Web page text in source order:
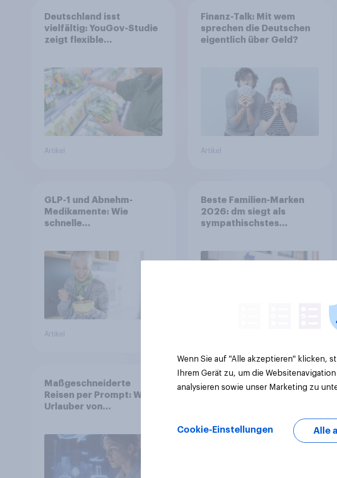
Deutschland isst
vielfältig: YouGov-Studie
zeigt flexible
Artikel
Finanz-Talk: Mit wem
sprechen die Deutschen
eigentlich über Geld?
Artikel
GLP-1 und Abnehm-
Medikamente: Wie
schnelle
umgestalten
Artikel
Beste Familien-Marken
2026: dm siegt als
sympathischstes
Maßgeschneiderte
Reisen per Prompt: Was
Urlauber von
Tools bei der
Reiseplanung bereits
genutzt werden
Wenn Sie auf "Alle akzeptieren" klicken,
Ihrem Gerät zu, um die
analysieren sowie unser Marketing zu
Cookie-Einstellungen Alle